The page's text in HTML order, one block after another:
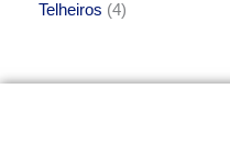
Telheiros 4